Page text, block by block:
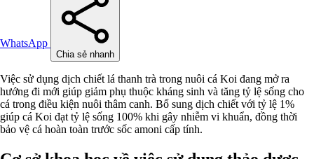
WhatsApp
Chia sẻ nhanh
Việc sử dụng dịch chiết lá thanh trà trong nuôi cá Koi đang mở ra
hướng đi mới giúp giảm phụ thuộc kháng sinh và tăng tỷ lệ sống cho
cá trong điều kiện nuôi thâm canh. Bổ sung dịch chiết với tỷ lệ 1%
giúp cá Koi đạt tỷ lệ sống 100% khi gây nhiễm vi khuẩn, đồng thời
bảo vệ cá hoàn toàn trước sốc amoni cấp tính.